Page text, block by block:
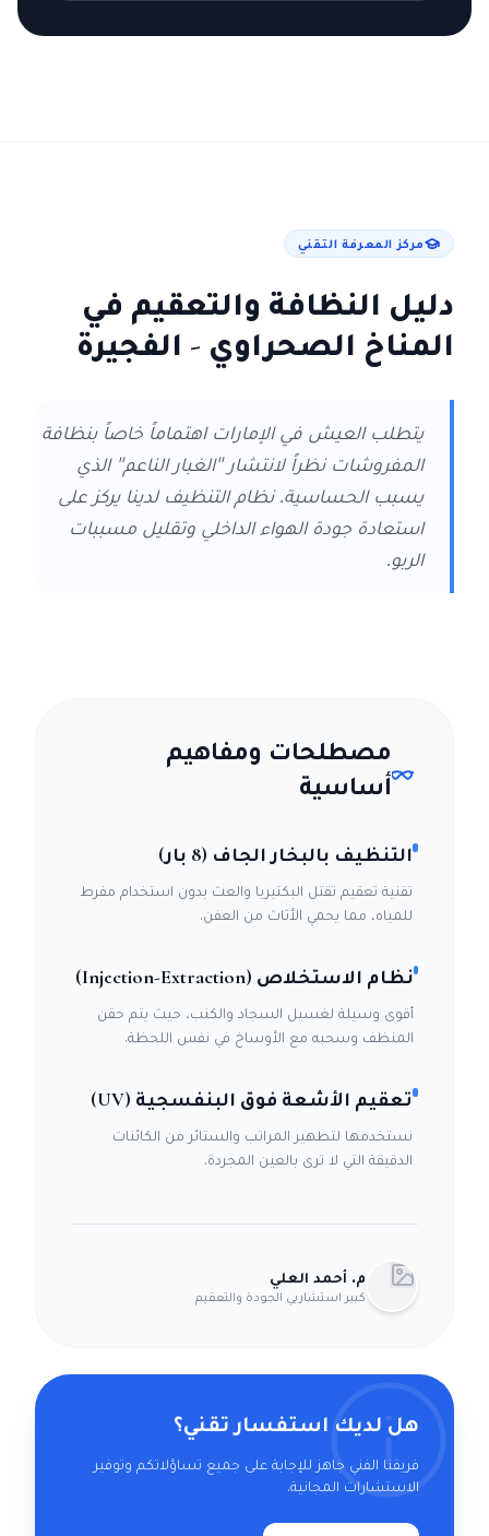
مركز المعرفة التقني
دليل النظافة والتعقيم في
المناخ الصحراوي - الفجيرة
يتطلب العيش في الإمارات اهتماماً خاصاً بنظافة
المفروشات نظراً لانتشار "الغبار الناعم" الذي
يسبب الحساسية. نظام التنظيف لدينا يركز على
استعادة جودة الهواء الداخلي وتقليل مسببات
الربو.
مصطلحات ومفاهيم
أساسية
التنظيف بالبخار الجاف (8 بار)
تقنية تعقيم تقتل البكتيريا والعث بدون استخدام مفرط
للمياه، مما يحمي الأثاث من العفن.
نظام الاستخلاص (Injection-Extraction)
أقوى وسيلة لغسيل السجاد والكنب، حيث يتم حقن
المنظف وسحبه مع الأوساخ في نفس اللحظة.
تعقيم الأشعة فوق البنفسجية (UV)
نستخدمها لتطهير المراتب والستائر من الكائنات
الدقيقة التي لا ترى بالعين المجردة.
م. أحمد العلي
كبير استشاريي الجودة والتعقيم
هل لديك استفسار تقني؟
فريقنا الفني جاهز للإجابة على جميع تساؤلاتكم وتوفير
الاستشارات المجانية.